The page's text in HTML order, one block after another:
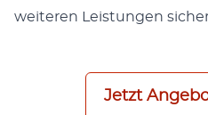
wei­te­ren Leis­tun­gen
Jetzt